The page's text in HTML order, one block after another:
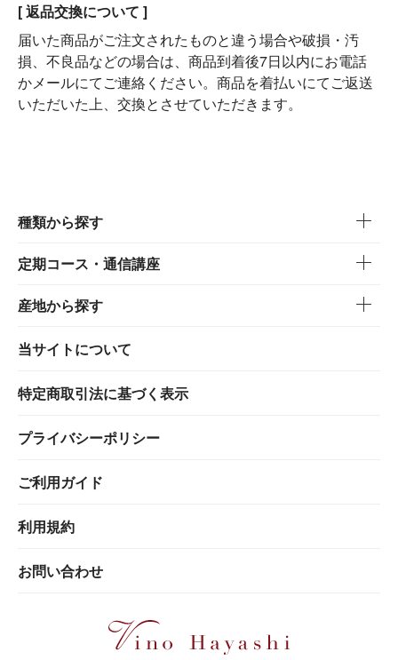
[ 返品交換について ]
届いた商品がご注文されたものと違う場合や破損・汚
損、不良品などの場合は、商品到着後7日以内にお電話
かメールにてご連絡ください。商品を着払いにてご返送
いただいた上、交換とさせていただきます。
種類から探す
定期コース・通信講座
産地から探す
当サイトについて
特定商取引法に基づく表示
プライバシーポリシー
ご利用ガイド
利用規約
お問い合わせ